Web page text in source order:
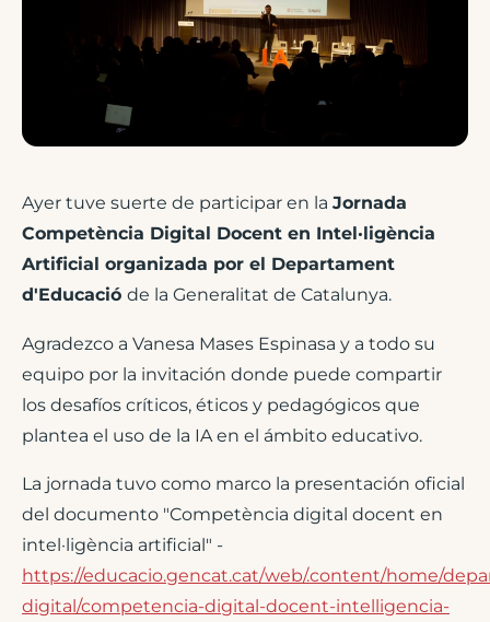
Ayer tuve suerte de participar en la Jornada
Competència Digital Docent en Intel·ligència
Artificial organizada por el Departament
d'Educació de la Generalitat de Catalunya.
Agradezco a Vanesa Mases Espinasa y a todo su
equipo por la invitación donde puede compartir
los desafíos críticos, éticos y pedagógicos que
plantea el uso de la IA en el ámbito educativo.
La jornada tuvo como marco la presentación oficial
del documento "Competència digital docent en
intel·ligència artificial" -
https://educacio.gencat.cat/web/.content/home/
digital/competencia-digital-docent-intelligencia-